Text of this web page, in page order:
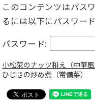
このコンテンツはパス
るには以下にパスワー
パスワード:
小松菜のナッツ和え（中華風
ひじきの炒め煮（常備菜）